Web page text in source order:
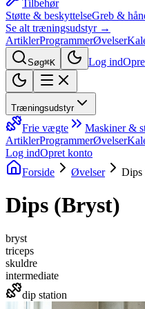
Tilbehør
Støtte & beskyttelseGreb &
Se alt træningsudstyr →
ArtiklerProgrammerØvelser
Søg⌘K Log ind
Træningsudstyr
Frie vægte Maskiner &
ArtiklerProgrammerØvelser
Log indOpret konto
Forside
Øvelser Dips
Dips (Bryst)
bryst
triceps
skuldre
intermediate
dip station